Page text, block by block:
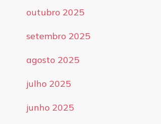
outubro 2025
setembro 2025
agosto 2025
julho 2025
junho 2025